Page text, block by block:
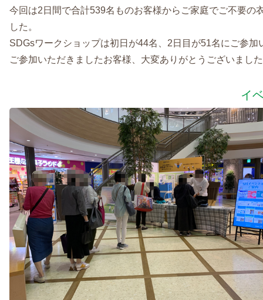
今回は2日間で合計539名ものお客様からご家庭でご不要の
した。
SDGsワークショップは初日が44名、2日目が51名にご参加
ご参加いただきましたお客様、大変ありがとうございまし
イ